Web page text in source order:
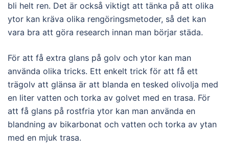
bli helt ren. Det är också viktigt att tänka på att olika
ytor kan kräva olika rengöringsmetoder, så det kan
vara bra att göra research innan man börjar städa.
För att få extra glans på golv och ytor kan man
använda olika tricks. Ett enkelt trick för att få ett
trägolv att glänsa är att blanda en tesked olivolja med
en liter vatten och torka av golvet med en trasa. För
att få glans på rostfria ytor kan man använda en
blandning av bikarbonat och vatten och torka av ytan
med en mjuk trasa.